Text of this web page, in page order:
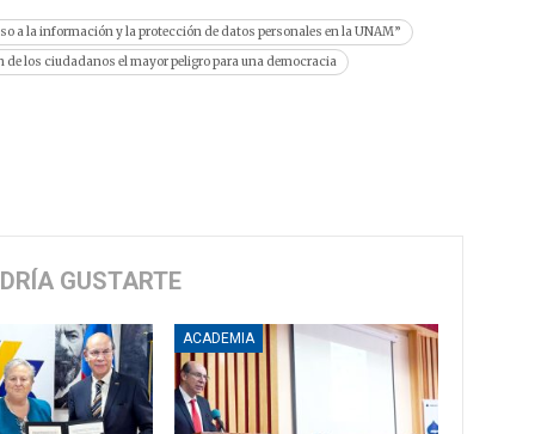
a la información y la protección de datos personales en la UNAM”
de los ciudadanos el mayor peligro para una democracia
GUSTARTE
ACADEMIA